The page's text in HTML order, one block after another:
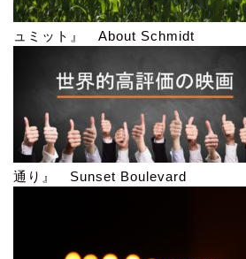
ュミット』 About Schmidt
通り』 Sunset Boulevard